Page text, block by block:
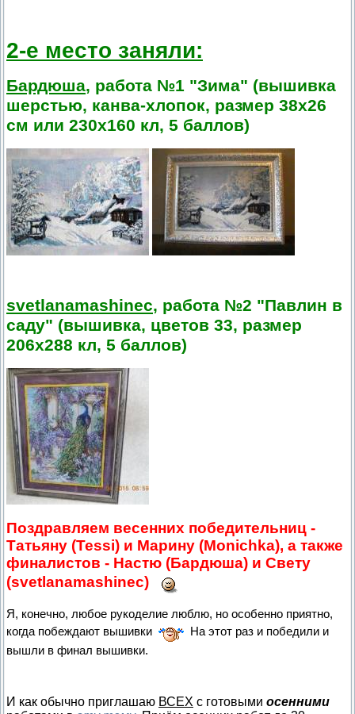
2-е место заняли:
Бардюша, работа №1 "Зима" (вышивка
шерстью, канва-хлопок, размер 38х26
см или 230х160 кл, 5 баллов)
svetlanamashinec, работа №2 "Павлин в
саду" (вышивка, цветов 33, размер
206х288 кл, 5 баллов)
Поздравляем весенних победительниц -
Татьяну (Tessi) и Марину (Monichka), а также
финалистов - Настю (Бардюша) и Свету
(svetlanamashinec)
Я, конечно, любое рукоделие люблю, но особенно приятно,
когда побеждают вышивки
На этот раз и победили и
вышли в финал вышивки.
И как обычно приглашаю ВСЕХ с готовыми осенними